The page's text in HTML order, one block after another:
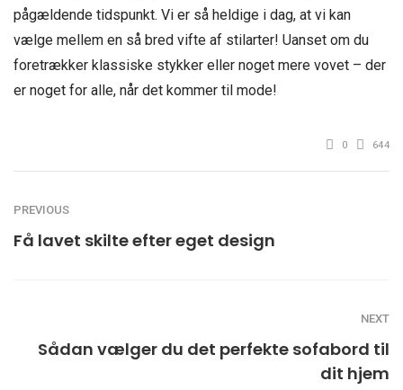
pågældende tidspunkt. Vi er så heldige i dag, at vi kan
vælge mellem en så bred vifte af stilarter! Uanset om du
foretrækker klassiske stykker eller noget mere vovet – der
er noget for alle, når det kommer til mode!
0 644
PREVIOUS
Få lavet skilte efter eget design
NEXT
Sådan vælger du det perfekte sofabord til
dit hjem